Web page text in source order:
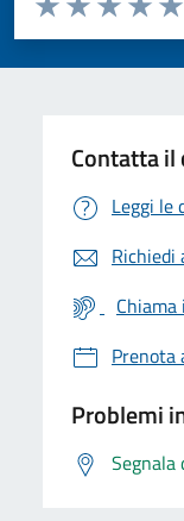
Valuta
Valuta 3
Valuta 2 stelle
Valuta 1 stelle su 5
Contatta il
Leggi le
Richiedi
Prenota
Problemi
Segnala